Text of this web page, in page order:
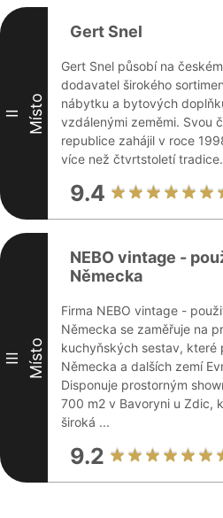
II Místo
Gert Snel
Gert Snel působí na
dodavatel širokého
nábytku a bytových
vzdálenými zeměmi. Svou
republice zahájil v roce
více než čtvrtstoletí
9.4
III Místo
NEBO vintage -
Německa
Firma NEBO vintage -
Německa se zaměřuje na
kuchyňských sestav, které
Německa a dalších zemí
Disponuje prostorným
700 m2 v Bavoryni u Zdic,
široká ...
9.2